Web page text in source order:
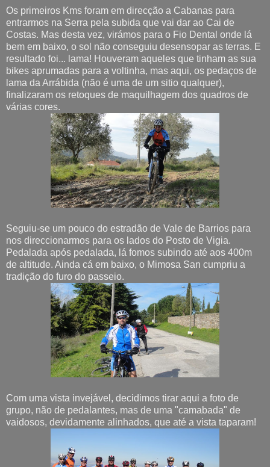
Os primeiros Kms foram em direcção a Cabanas para
entrarmos na Serra pela subida que vai dar ao Cai de
Costas. Mas desta vez, virámos para o Fio Dental onde lá
bem em baixo, o sol não conseguiu desensopar as terras. E
resultado foi... lama! Houveram aqueles que tinham as sua
bikes aprumadas para a voltinha, mas aqui, os pedaços de
lama da Arrábida (não é uma de um sitio qualquer),
finalizaram os retoques de maquilhagem dos quadros de
várias cores.
Seguiu-se um pouco do estradão de Vale de Barrios para
nos direccionarmos para os lados do Posto de Vigia.
Pedalada após pedalada, lá fomos subindo até aos 400m
de altitude. Ainda cá em baixo, o Mimosa San cumpriu a
tradição do furo do passeio.
Com uma vista invejável, decidimos tirar aqui a foto de
grupo, não de pedalantes, mas de uma "camabada" de
vaidosos, devidamente alinhados, que até a vista taparam!